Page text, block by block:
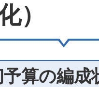
）
算の編成